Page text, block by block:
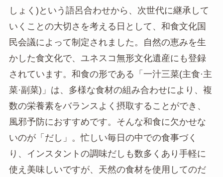
しょく)という語呂合わせから、次世代に継承して
いくことの大切さを考える日として、和食文化国
民会議によって制定されました。自然の恵みを生
かした食文化で、ユネスコ無形文化遺産にも登録
されています。和食の形である「一汁三菜(主食·主
菜·副菜)」は、多様な食材の組み合わせにより、複
数の栄養素をバランスよく摂取することができ、
風邪予防におすすめです。そんな和食に欠かせな
いのが「だし」。忙しい毎日の中での食事づく
り、インスタントの調味だしも数多くあり手軽に
使え美味しいですが、天然の食材を使用してのだ